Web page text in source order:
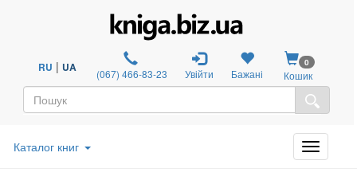
RU | UA (067) 466-83-23 Увійти Бажані
0
Кошик
Каталог книг